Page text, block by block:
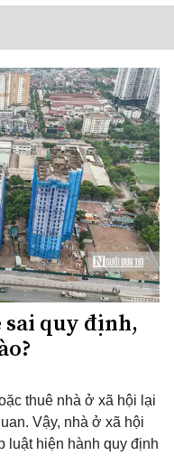
sai quy định,
thuê nhà ở xã hội lại
Vậy, nhà ở xã hội
luật hiện hành quy định